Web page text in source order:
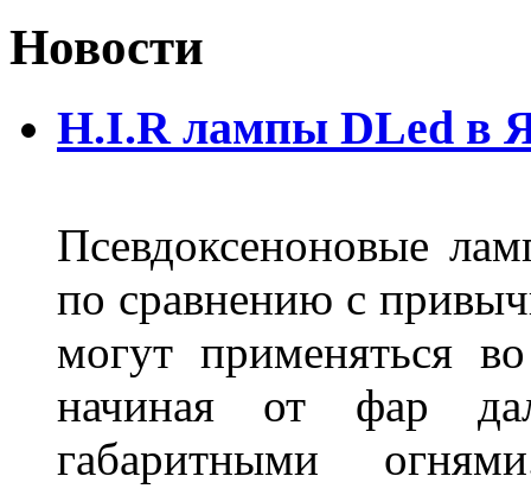
Новости
H.I.R лампы DLed в
Псевдоксеноновые
по сравнению с
могут применяться
начиная от фар
габаритными